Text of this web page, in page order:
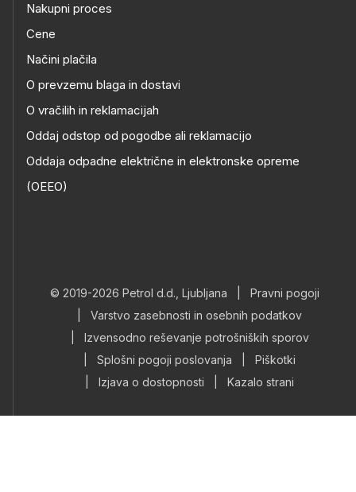
Nakupni proces
Cene
Načini plačila
O prevzemu blaga in dostavi
O vračilih in reklamacijah
Oddaj odstop od pogodbe ali reklamacijo
Oddaja odpadne električne in elektronske opreme
(OEEO)
© 2019-2026 Petrol d.d., Ljubljana
Pravni pogoji
Varstvo zasebnosti in osebnih podatkov
Izvensodno reševanje potrošniških sporov
Splošni pogoji poslovanja
Piškotki
Izjava o dostopnosti Kazalo strani